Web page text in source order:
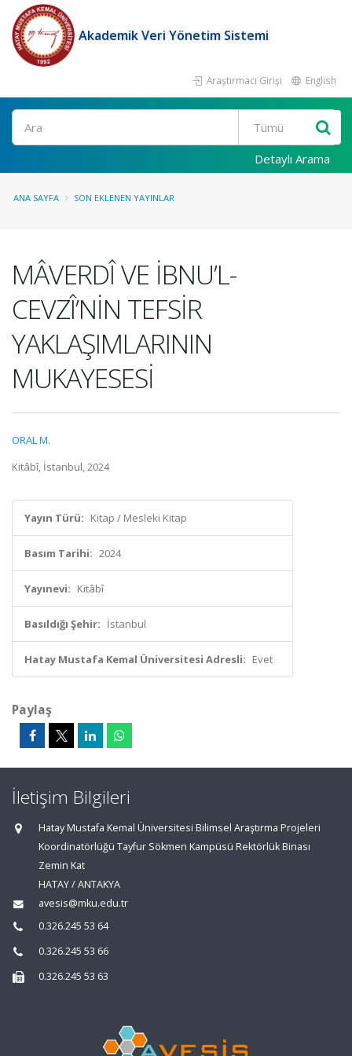
Akademik Veri Yönetim Sistemi
Araştırmacı Girişi English
Ara
Detaylı Arama
ANA SAYFA SON EKLENEN YAYINLAR
MÂVERDÎ VE İBNU’L-
CEVZÎ’NİN TEFSİR
YAKLAŞIMLARININ
MUKAYESESİ
ORAL M.
Kitâbî, İstanbul, 2024
Yayın Türü: Kitap / Mesleki Kitap
Basım Tarihi: 2024
Yayınevi: Kitâbî
Basıldığı Şehir: İstanbul
Hatay Mustafa Kemal Üniversitesi Adresli: Evet
Paylaş
İletişim Bilgileri
Hatay Mustafa Kemal Üniversitesi Bilimsel Araştırma Projeleri
Koordinatörlüğü Tayfur Sökmen Kampüsü Rektörlük Binası
Zemin Kat
HATAY / ANTAKYA
avesis@mku.edu.tr
0.326.245 53 64
0.326.245 53 66
0.326.245 53 63